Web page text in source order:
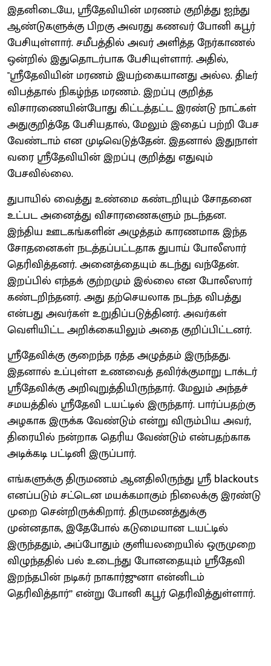
இதனிடையே, ஸ்ரீதேவியின் மரணம் குறித்து ஐந்து
ஆண்டுகளுக்கு பிறகு அவரது கணவர் போனி கபூர்
பேசியுள்ளார். சமீபத்தில் அவர் அளித்த நேர்காணல்
ஒன்றில் இதுதொடர்பாக பேசியுள்ளார். அதில்,
"ஸ்ரீதேவியின் மரணம் இயற்கையானது அல்ல. திடீர்
விபத்தால் நிகழ்ந்த மரணம். இறப்பு குறித்த
விசாரணையின்போது கிட்டத்தட்ட இரண்டு நாட்கள்
அதுகுறித்தே பேசியதால், மேலும் இதைப் பற்றி பேச
வேண்டாம் என முடிவெடுத்தேன். இதனால் இதுநாள்
வரை ஸ்ரீதேவியின் இறப்பு குறித்து எதுவும்
பேசவில்லை.
துபாயில் வைத்து உண்மை கண்டறியும் சோதனை
உட்பட அனைத்து விசாரணைகளும் நடந்தன.
இந்திய ஊடகங்களின் அழுத்தம் காரணமாக இந்த
சோதனைகள் நடத்தப்பட்டதாக துபாய் போலீஸார்
தெரிவித்தனர். அனைத்தையும் கடந்து வந்தேன்.
இறப்பில் எந்தக் குற்றமும் இல்லை என போலீஸார்
கண்டறிந்தனர். அது தற்செயலாக நடந்த விபத்து
என்பது அவர்கள் உறுதிப்படுத்தினர். அவர்கள்
வெளியிட்ட அறிக்கையிலும் அதை குறிப்பிட்டனர்.
ஸ்ரீதேவிக்கு குறைந்த ரத்த அழுத்தம் இருந்தது.
இதனால் உப்புள்ள உணவைத் தவிர்க்குமாறு டாக்டர்
ஸ்ரீதேவிக்கு அறிவுறுத்தியிருந்தார். மேலும் அந்தச்
சமயத்தில் ஸ்ரீதேவி டயட்டில் இருந்தார். பார்ப்பதற்கு
அழகாக இருக்க வேண்டும் என்று விரும்பிய அவர்,
திரையில் நன்றாக தெரிய வேண்டும் என்பதற்காக
அடிக்கடி பட்டினி இருப்பார்.
எங்களுக்கு திருமணம் ஆனதிலிருந்து ஸ்ரீ blackouts
எனப்படும் சட்டென மயக்கமாகும் நிலைக்கு இரண்டு
முறை சென்றிருக்கிறார். திருமணத்துக்கு
முன்னதாக, இதேபோல் கடுமையான டயட்டில்
இருந்ததும், அப்போதும் குளியலறையில் ஒருமுறை
விழுந்ததில் பல் உடைந்து போனதையும் ஸ்ரீதேவி
இறந்தபின் நடிகர் நாகார்ஜுனா என்னிடம்
தெரிவித்தார்’’ என்று போனி கபூர் தெரிவித்துள்ளார்.